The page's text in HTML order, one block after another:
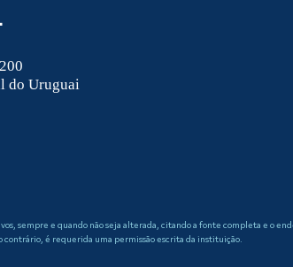
do Uruguai
sempre e quando não seja alterada, citando a fonte completa e o
contrário, é requerida uma permissão escrita da instituição.